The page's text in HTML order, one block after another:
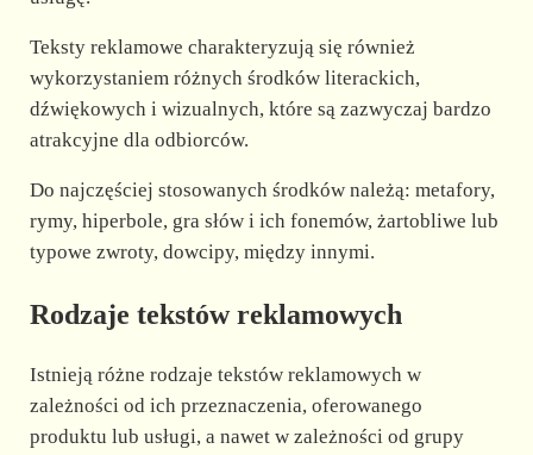
Teksty reklamowe charakteryzują się również
wykorzystaniem różnych środków literackich,
dźwiękowych i wizualnych, które są zazwyczaj bardzo
atrakcyjne dla odbiorców.
Do najczęściej stosowanych środków należą: metafory,
rymy, hiperbole, gra słów i ich fonemów, żartobliwe lub
typowe zwroty, dowcipy, między innymi.
Rodzaje tekstów reklamowych
Istnieją różne rodzaje tekstów reklamowych w
zależności od ich przeznaczenia, oferowanego
produktu lub usługi, a nawet w zależności od grupy